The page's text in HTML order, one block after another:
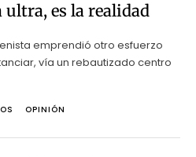
ultra, es la realidad
emprendió otro esfuerzo
vía un rebautizado centro
OPINIÓN